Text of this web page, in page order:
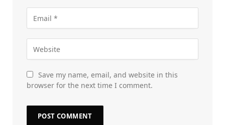
Save my name, email, and website in this
browser for the next time I comment.